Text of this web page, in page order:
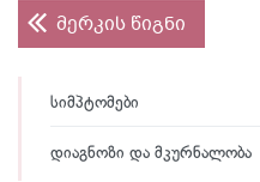
მერკის წიგნი
სიმპტომები
დიაგნოზი და მკურნალობა